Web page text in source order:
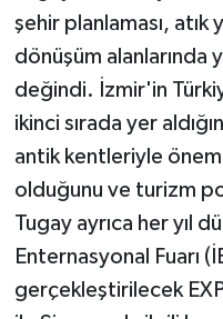
şehir planlaması, atık
dönüşüm alanlarında
değindi. İzmir'in
ikinci sırada yer
antik kentleriyle
olduğunu ve turizm
Tugay ayrıca her yıl
Enternasyonal Fuarı
gerçekleştirilecek